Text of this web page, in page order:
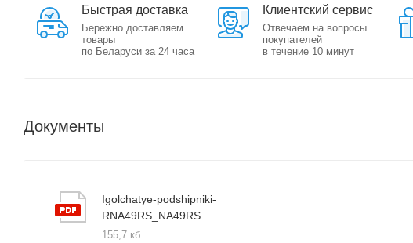
Быстрая доставка
Бережно доставляем
товары
по Беларуси за 24 часа
Клиентский сервис
Отвечаем на вопросы
покупателей
в течение 10 минут
Документы
Igolchatye-podshipniki-
RNA49RS_NA49RS
155,7 кб